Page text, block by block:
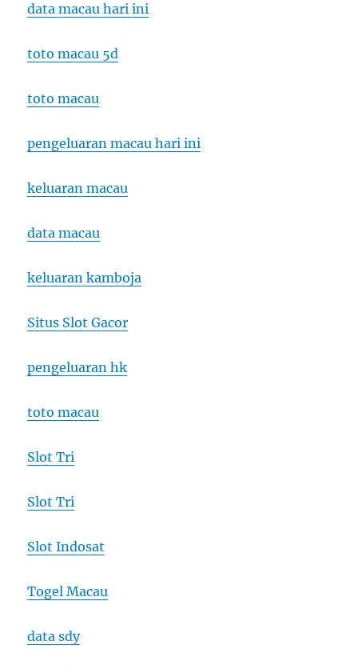
data macau hari ini
toto macau 5d
toto macau
pengeluaran macau hari ini
keluaran macau
data macau
keluaran kamboja
Situs Slot Gacor
pengeluaran hk
toto macau
Slot Tri
Slot Tri
Slot Indosat
Togel Macau
data sdy